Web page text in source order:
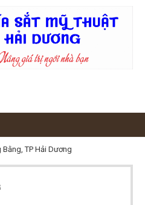
TP Hải Dương